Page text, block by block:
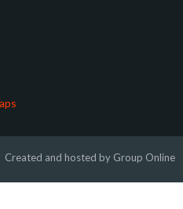
Created and hosted by Group Online